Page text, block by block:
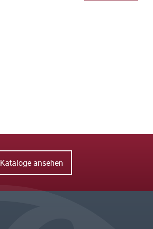
Kataloge ansehen